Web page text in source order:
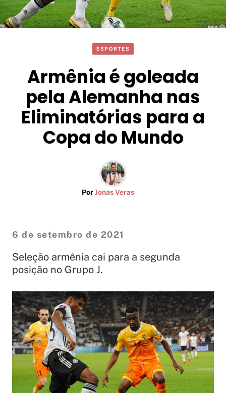
ESPORTES
Armênia é goleada
pela Alemanha nas
Eliminatórias para a
Copa do Mundo
PorJonas Veras
6 de setembro de 2021
Seleção armênia cai para a segunda
posição no Grupo J.